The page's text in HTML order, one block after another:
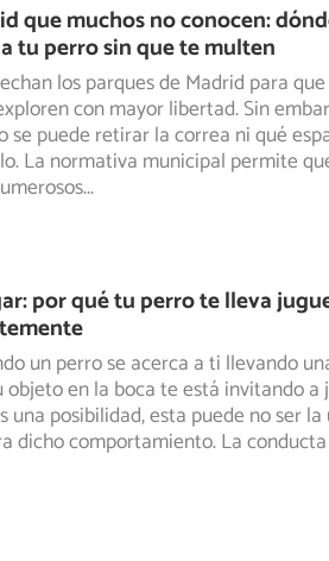
que muchos no conocen:
tu perro sin que te multen
los parques de Madrid para
con mayor libertad. Sin
se puede retirar la correa ni qué
La normativa municipal permite
...
por qué tu perro te lleva
un perro se acerca a ti llevando
en la boca te está invitando a
una posibilidad, esta puede no ser la
dicho comportamiento. La